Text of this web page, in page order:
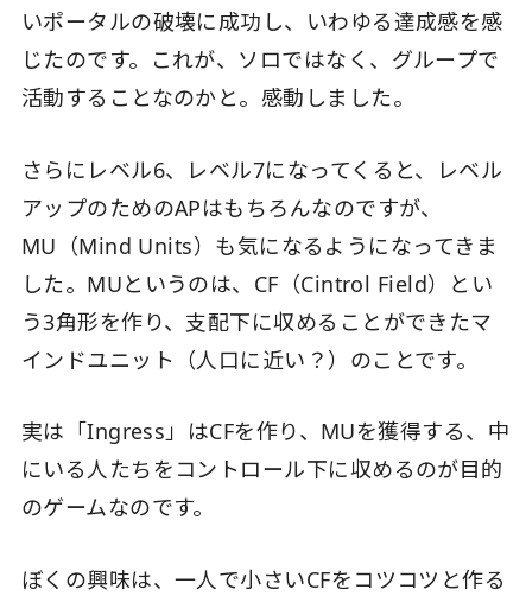
いポータルの破壊に成功し、いわゆる達成感を感
じたのです。これが、ソロではなく、グループで
活動することなのかと。感動しました。
さらにレベル6、レベル7になってくると、レベル
アップのためのAPはもちろんなのですが、
MU（Mind Units）も気になるようになってきま
した。MUというのは、CF（Cintrol Field）とい
う3角形を作り、支配下に収めることができたマ
インドユニット（人口に近い？）のことです。
実は「Ingress」はCFを作り、MUを獲得する、中
にいる人たちをコントロール下に収めるのが目的
のゲームなのです。
ぼくの興味は、一人で小さいCFをコツコツと作る